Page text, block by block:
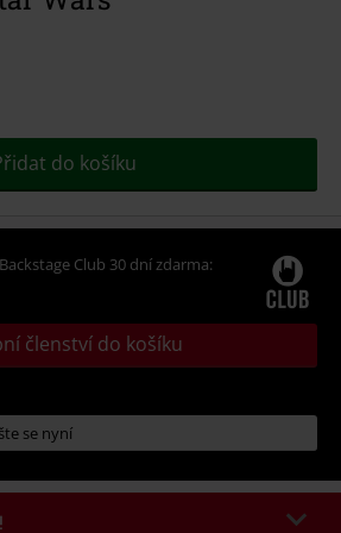
do košíku
Club 30 dní zdarma:
členství do košíku
se nyní